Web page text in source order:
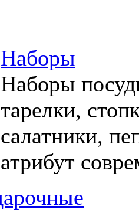
Наборы
Наборы
тарелки,
салатники,
атрибут